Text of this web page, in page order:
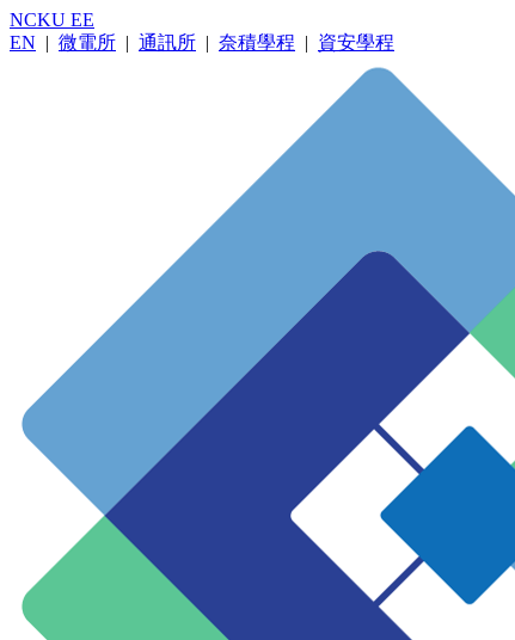
NCKU EE
EN | 微電所 | 通訊所 | 奈積學程 | 資安學程